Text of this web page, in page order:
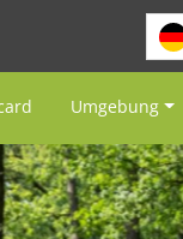
Umgebung